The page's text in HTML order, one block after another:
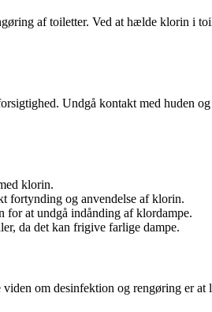
af toiletter. Ved at hælde klorin i
Undgå kontakt med
klorin.
fortynding og anvendelse af klorin.
for at undgå indånding af klordampe.
da det kan frigive farlige dampe.
om desinfektion og rengøring er